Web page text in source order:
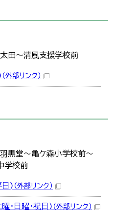
田～清風支援学校前
（外部リンク）
黒堂～亀ケ森小学校前～
学校前
日) （外部リンク）
・日曜・祝日) （外部リンク）